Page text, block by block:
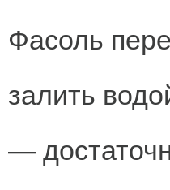
Фасоль
залить
—